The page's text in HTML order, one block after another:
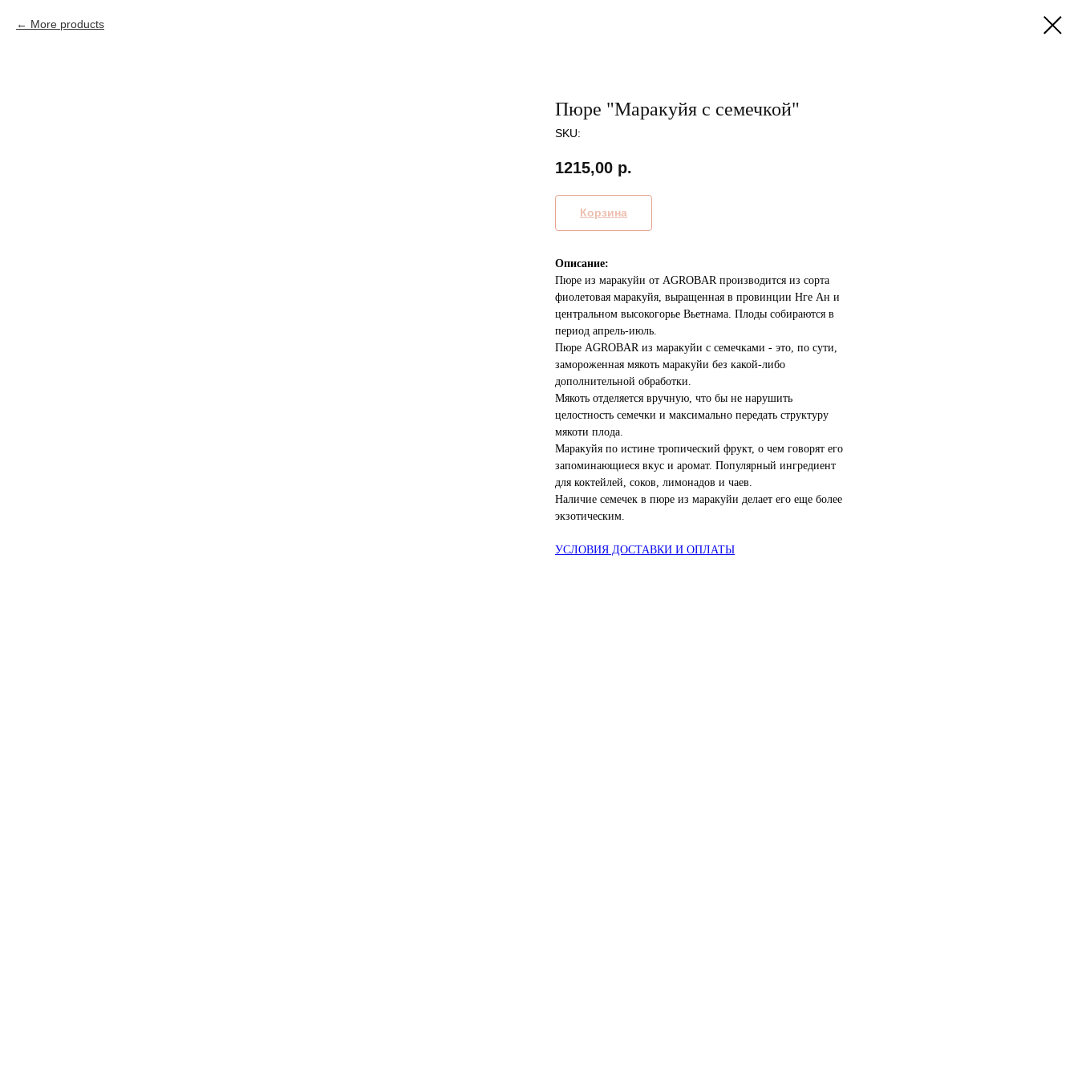
More products
Пюре "Маракуйя с семечкой"
SKU:
1215,00 р.
Корзина
Описание:
Пюре из маракуйи от AGROBAR производится из сорта
фиолетовая маракуйя, выращенная в провинции Нге Ан и
центральном высокогорье Вьетнама. Плоды собираются в
период апрель-июль.
Пюре AGROBAR из маракуйи с семечками - это, по сути,
замороженная мякоть маракуйи без какой-либо
дополнительной обработки.
Мякоть отделяется вручную, что бы не нарушить
целостность семечки и максимально передать структуру
мякоти плода.
Маракуйя по истине тропический фрукт, о чем говорят его
запоминающиеся вкус и аромат. Популярный ингредиент
для коктейлей, соков, лимонадов и чаев.
Наличие семечек в пюре из маракуйи делает его еще более
экзотическим.
УСЛОВИЯ ДОСТАВКИ И ОПЛАТЫ